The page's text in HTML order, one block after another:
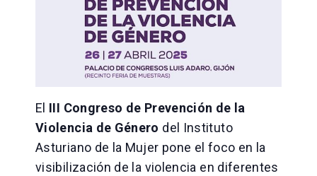
El III Congreso de Prevención de la
Violencia de Género del Instituto
Asturiano de la Mujer pone el foco en la
visibilización de la violencia en diferentes